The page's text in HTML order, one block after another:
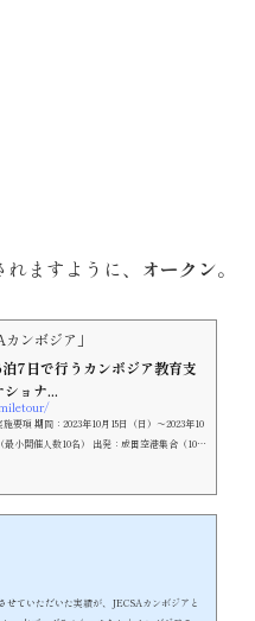
ますように、 オークン。
ンボジア」
7日で行うカンボジア教育支
ョナ...
要項 期間：2023年10月15日（日）～2023年10
最小開催人数10名） 出発：成田空港集合（10
せていただいた実績が、JECSAカンボジアと